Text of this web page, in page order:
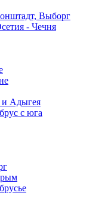
Выборг
- Чечня
и Адыгея
с юга